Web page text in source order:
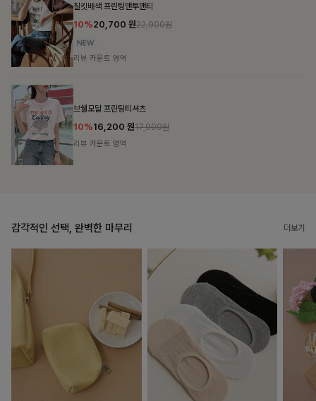
밴스트라이프 스트링원피스
25%35,100 원46,800원
리뷰 카운트 영역
감각적인 선택, 완벽한 마무리 더보기